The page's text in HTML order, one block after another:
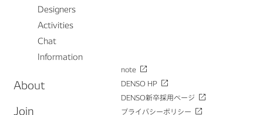
Designers
Activities
Chat
Information
About
Join
note
DENSO HP
DENSO新卒採用ページ
プライバシーポリシー